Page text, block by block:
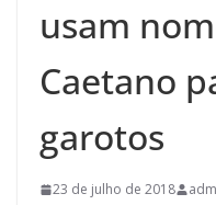
usam
Caetano
garotos
23 de julho de 2018